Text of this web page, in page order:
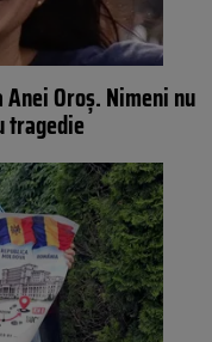
Oroș. Nimeni nu
tragedie